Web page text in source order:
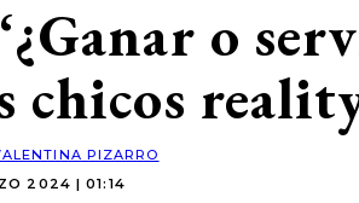
o
chicos
PIZARRO
2024 | 01:14